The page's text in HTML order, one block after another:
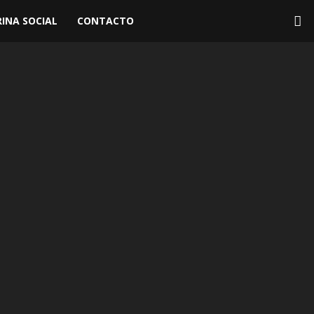
SOCIAL CONTACTO